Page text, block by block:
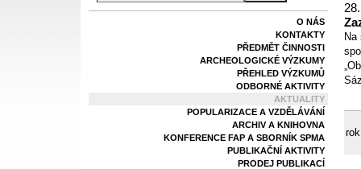
O NÁS
KONTAKTY
PŘEDMĚT ČINNOSTI
ARCHEOLOGICKÉ VÝZKUMY
PŘEHLED VÝZKUMŮ
ODBORNÉ AKTIVITY
AKTUALITY
POPULARIZACE A VZDĚLÁVÁNÍ
ARCHIV A KNIHOVNA
KONFERENCE FAP A SBORNÍK SPMA
PUBLIKAČNÍ AKTIVITY
PRODEJ PUBLIKACÍ